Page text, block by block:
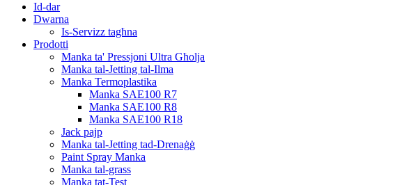
Id-dar
Dwarna
Is-Servizz tagħna
Prodotti
Manka ta' Pressjoni Ultra Għolja
Manka tal-Jetting tal-Ilma
Manka Termoplastika
Manka SAE100 R7
Manka SAE100 R8
Manka SAE100 R18
Jack pajp
Manka tal-Jetting tad-Drenaġġ
Paint Spray Manka
Manka tal-grass
Manka tat-Test